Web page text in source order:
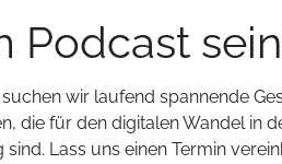
Podcast
wir laufend spannende
die für den digitalen Wandel in
Lass uns einen Termin